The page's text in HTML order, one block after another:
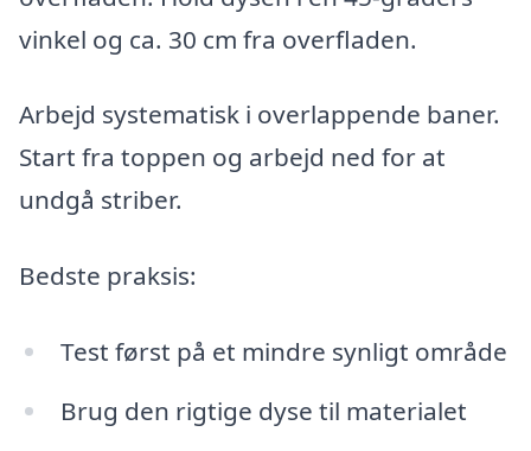
vinkel og ca. 30 cm fra overfladen.
Arbejd systematisk i overlappende baner.
Start fra toppen og arbejd ned for at
undgå striber.
Bedste praksis:
Test først på et mindre synligt område
Brug den rigtige dyse til materialet